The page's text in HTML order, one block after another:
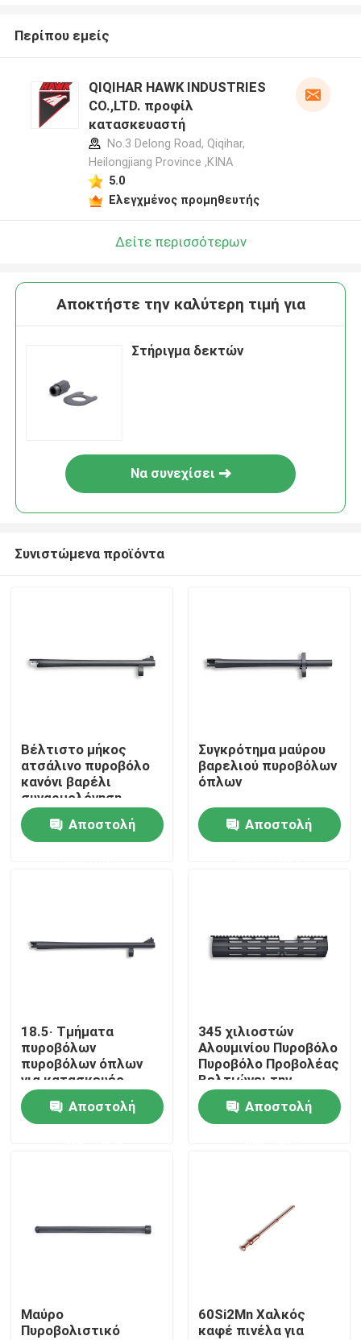
Επισκεψή εργοστασίου
Έλεγχος ποιότητας
Επικοινωνήστε μαζί μας
Ζητήστε μια προσφορά
Ημι αυτόματα κυνηγετικά όπλα
Περίπου εμείς
QIQIHAR HAWK INDUSTRIES
CO.,LTD. προφίλ
κατασκευαστή
No.3 Delong Road, Qiqihar,
Heilongjiang Province ,ΚΙΝΑ
5.0
Ελεγχμένος προμηθευτής
Δείτε περισσότερων
Αποκτήστε την καλύτερη τιμή για
Στήριγμα δεκτών
Να συνεχίσει
Συνιστώμενα προϊόντα
Βέλτιστο μήκος
ατσάλινο πυροβόλο
κανόνι βαρέλι
συναρμολόγηση
425mm 16,73 "βαρύ
φορτίοΑποστολή
Συγκρότημα μαύρου
βαρελιού πυροβόλων
όπλων
Αποστολή
18.5· Τμήματα
πυροβόλων
πυροβόλων όπλων
για κατασκευές
χάλυβα CIP ή SAAMI
Αποστολή
345 χιλιοστών
Αλουμινίου Πυροβόλο
Πυροβόλο Προβολέας
Βελτιώνει την
εμπειρία του
πυροβολισμού
Ελαφρύ
Αποστολή
Μαύρο
Πυροβολιστικό
60Si2Mn Χαλκός
καφέ πινέλα για